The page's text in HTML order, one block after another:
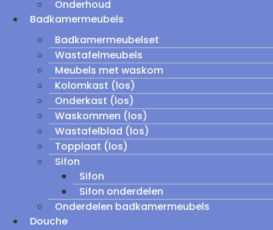
Onderhoud
Badkamermeubels
Badkamermeubelset
Wastafelmeubels
Meubels met waskom
Kolomkast (los)
Onderkast (los)
Waskommen (los)
Wastafelblad (los)
Topplaat (los)
Sifon
Sifon
Sifon onderdelen
Onderdelen badkamermeubels
Douche